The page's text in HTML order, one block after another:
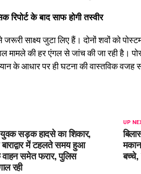
रिपोर्ट के बाद साफ होगी तस्वीर
साक्ष्य जुटा लिए हैं। दोनों शवों को
मामले की हर एंगल से जांच की जा रही है।
के आधार पर ही घटना की वास्तविक वजह
UP
सड़क हादसे का शिकार,
में टहलते समय हुआ
समेत फरार, पुलिस
रही